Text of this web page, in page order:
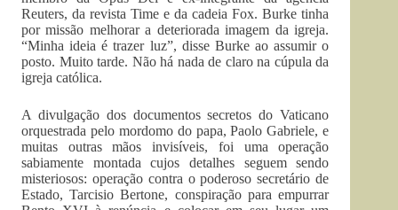
Reuters, da revista Time e da cadeia Fox. Burke tinha
por missão melhorar a deteriorada imagem da igreja.
“Minha ideia é trazer luz”, disse Burke ao assumir o
posto. Muito tarde. Não há nada de claro na cúpula da
igreja católica.
A divulgação dos documentos secretos do Vaticano
orquestrada pelo mordomo do papa, Paolo Gabriele, e
muitas outras mãos invisíveis, foi uma operação
sabiamente montada cujos detalhes seguem sendo
misteriosos: operação contra o poderoso secretário de
Estado, Tarcisio Bertone, conspiração para empurrar